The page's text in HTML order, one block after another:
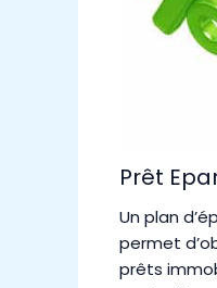
Prêt
Un plan
permet
prêts